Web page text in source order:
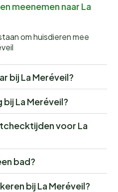
meenemen naar La
om huisdieren mee
bij La Meréveil?
bij La Meréveil?
voor La
bad?
bij La Meréveil?